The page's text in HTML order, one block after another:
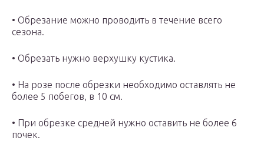
• Обрезание можно проводить в течение всего
сезона.
• Обрезать нужно верхушку кустика.
• На розе после обрезки необходимо оставлять не
более 5 побегов, в 10 см.
• При обрезке средней нужно оставить не более 6
почек.